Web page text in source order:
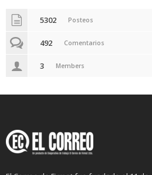
5302 Posteos
492 Comentarios
3 Members